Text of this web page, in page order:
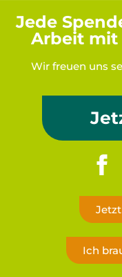
Jede
Arbeit
Wir freuen uns
Ich